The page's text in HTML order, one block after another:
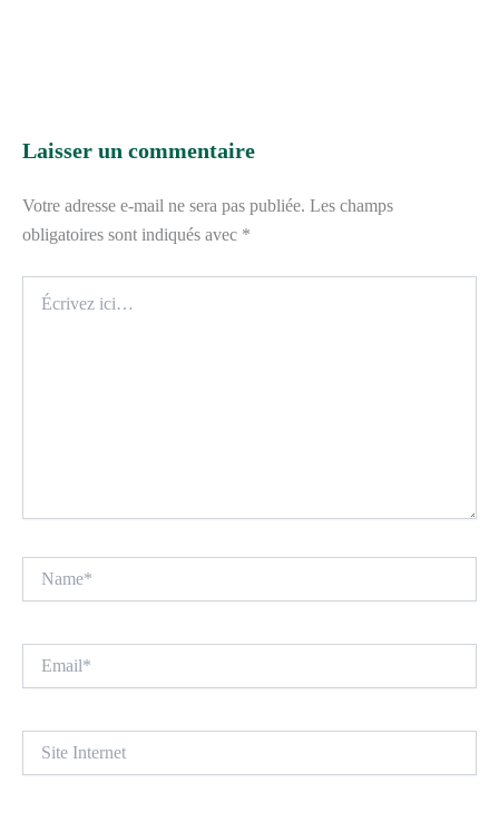
Laisser un commentaire
Votre adresse e-mail ne sera pas publiée. Les champs
obligatoires sont indiqués avec *
ici…
Internet